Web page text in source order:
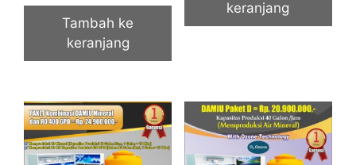
Tambah ke
keranjang
keranjang